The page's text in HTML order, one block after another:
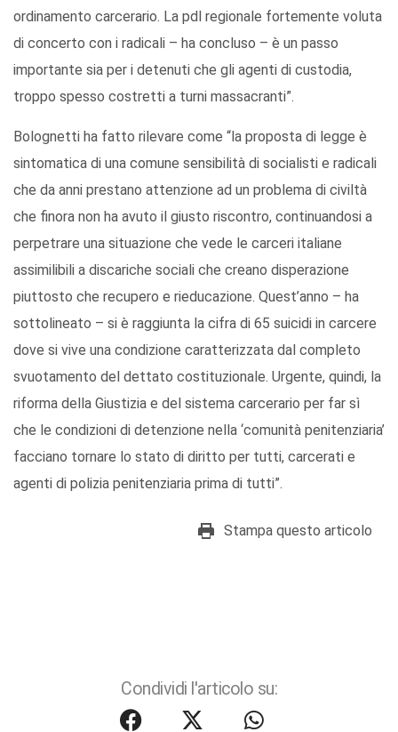
ordinamento carcerario. La pdl regionale fortemente voluta
di concerto con i radicali – ha concluso – è un passo
importante sia per i detenuti che gli agenti di custodia,
troppo spesso costretti a turni massacranti”.
Bolognetti ha fatto rilevare come “la proposta di legge è
sintomatica di una comune sensibilità di socialisti e radicali
che da anni prestano attenzione ad un problema di civiltà
che finora non ha avuto il giusto riscontro, continuandosi a
perpetrare una situazione che vede le carceri italiane
assimilibili a discariche sociali che creano disperazione
piuttosto che recupero e rieducazione. Quest’anno – ha
sottolineato – si è raggiunta la cifra di 65 suicidi in carcere
dove si vive una condizione caratterizzata dal completo
svuotamento del dettato costituzionale. Urgente, quindi, la
riforma della Giustizia e del sistema carcerario per far sì
che le condizioni di detenzione nella ‘comunità penitenziaria’
facciano tornare lo stato di diritto per tutti, carcerati e
agenti di polizia penitenziaria prima di tutti”.
Stampa questo articolo
Condividi l'articolo su: